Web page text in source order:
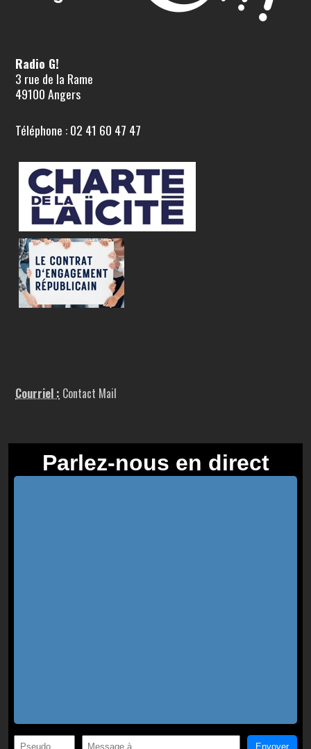
Radio G!
3 rue de la Rame
49100 Angers
Téléphone : 02 41 60 47 47
Courriel : Contact Mail